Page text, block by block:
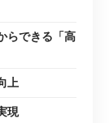
らできる「高
上
現